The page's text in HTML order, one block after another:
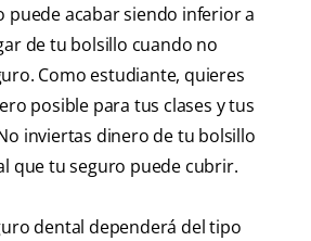
puede acabar siendo inferior a
de tu bolsillo cuando no
Como estudiante, quieres
posible para tus clases y tus
inviertas dinero de tu bolsillo
que tu seguro puede cubrir.
dental dependerá del tipo